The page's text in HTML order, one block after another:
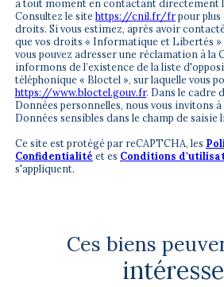
à tout moment en contactant directement
Consultez le sitehttps://cnil.fr/frpour
droits. Si vous estimez, après avoir
que vos droits « Informatique et Libertés »
vous pouvez adresser une réclamation à la
informons de l’existence de la liste
téléphonique « Bloctel », sur laquelle vous
https://www.bloctel.gouv.fr. Dans le cadre
Données personnelles, nous vous invitons
Données sensibles dans le champ de saisie
Ce site est protégé par reCAPTCHA, les
Confidentialité et es Conditions
s'appliquent.
Ces biens